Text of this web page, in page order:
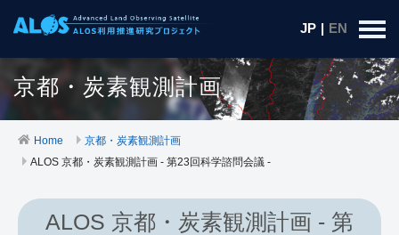
JP | EN
京都・炭素観測計画
Home
京都・炭素観測計画
ALOS 京都・炭素観測計画 - 第23回科学諮問会議 -
ALOS 京都・炭素観測計画 - 第